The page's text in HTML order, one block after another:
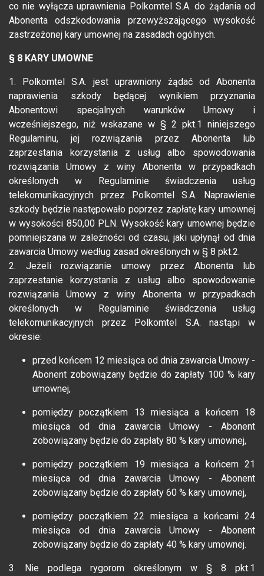
co nie wyłącza uprawnienia Polkomtel S.A. do żądania od
Abonenta odszkodowania przewyższającego wysokość
zastrzeżonej kary umownej na zasadach ogólnych.
§ 8 KARY UMOWNE
1. Polkomtel S.A. jest uprawniony żądać od Abonenta
naprawienia szkody będącej wynikiem przyznania
Abonentowi specjalnych warunków Umowy i
wcześniejszego, niż wskazane w § 2 pkt.1 niniejszego
Regulaminu, jej rozwiązania przez Abonenta lub
zaprzestania korzystania z usług albo spowodowania
rozwiązania Umowy z winy Abonenta w przypadkach
określonych w Regulaminie świadczenia usług
telekomunikacyjnych przez Polkomtel S.A. Naprawienie
szkody będzie następowało poprzez zapłatę kary umownej
w wysokości 850,00 PLN. Wysokość kary umownej będzie
pomniejszana w zależności od czasu, jaki upłynął od dnia
zawarcia Umowy według zasad określonych w § 8 pkt.2.
2. Jeżeli rozwiązanie umowy przez Abonenta lub
zaprzestanie korzystania z usług albo spowodowanie
rozwiązania Umowy z winy Abonenta w przypadkach
określonych w Regulaminie świadczenia usług
telekomunikacyjnych przez Polkomtel S.A. nastąpi w
okresie:
przed końcem 12 miesiąca od dnia zawarcia Umowy -
Abonent zobowiązany będzie do zapłaty 100 % kary
umownej,
pomiędzy początkiem 13 miesiąca a końcem 18
miesiąca od dnia zawarcia Umowy - Abonent
zobowiązany będzie do zapłaty 80 % kary umownej,
pomiędzy początkiem 19 miesiąca a końcem 21
miesiąca od dnia zawarcia Umowy - Abonent
zobowiązany będzie do zapłaty 60 % kary umownej,
pomiędzy początkiem 22 miesiąca a końcami 24
miesiąca od dnia zawarcia Umowy - Abonent
zobowiązany będzie do zapłaty 40 % kary umownej.
3. Nie podlega rygorom określonym w § 8 pkt.1